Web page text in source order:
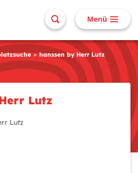
hanssen by Herr Lutz
Lutz
Lutz